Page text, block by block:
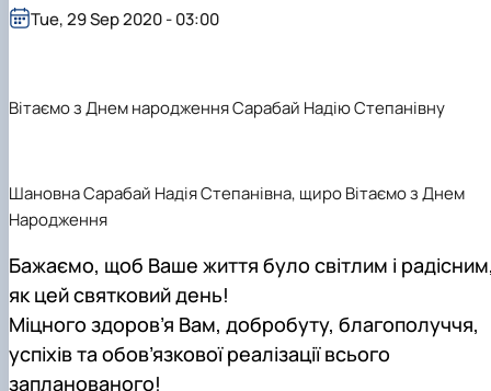
Вітаємо з Днем народженняСарабай Надію Степанівну
Шановна Сарабай НадіяСтепанівна, щироВітаємо з Днем
Народження
Бажаємо, щоб Ваше життя було світлим і
як цей святковий день!
Міцного здоров’я Вам, добробуту, благополуччя,
успіхівта обов’язкової реалізації всього
запланованого!
Tue, 29 Sep 2020 - 03:00